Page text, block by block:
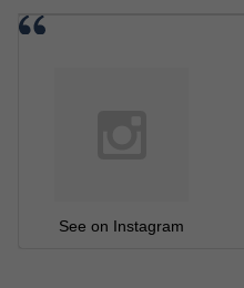
See on Instagram